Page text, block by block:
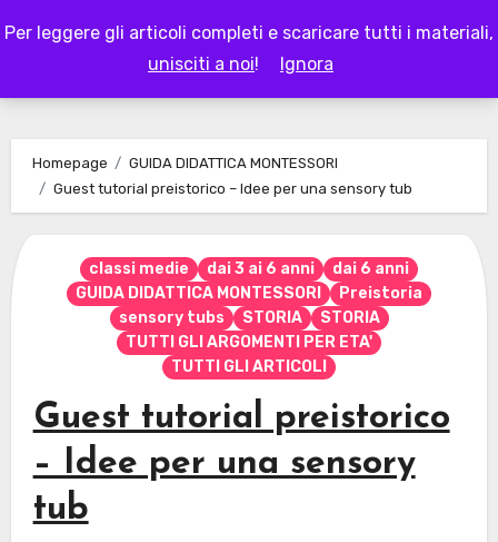
Per leggere gli articoli completi e scaricare tutti i materiali,
unisciti a noi! Ignora
to
LAPAPPADOLCE
Homepage
GUIDA DIDATTICA MONTESSORI
Guest tutorial preistorico – Idee per una sensory tub
classi medie dai 3 ai 6 anni
dai 6 anni
GUIDA DIDATTICA MONTESSORI
Preistoria
sensory tubs
STORIA
STORIA
TUTTI GLI ARGOMENTI PER ETA'
TUTTI GLI ARTICOLI
Guest tutorial preistorico
– Idee per una sensory
tub